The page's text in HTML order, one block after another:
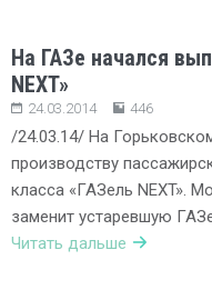
На ГАЗе начался
NEXT»
24.03.2014 446
/24.03.14/ На
производству
класса «ГАЗель NEXT».
заменит устаревшую
Читать дальше